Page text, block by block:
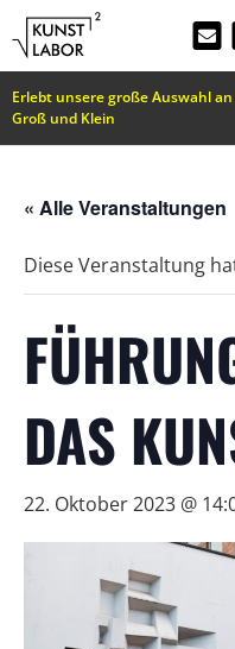
Erlebt unsere große Auswahl
Groß und Klein
« Alle Veranstaltungen
Diese Veranstaltung
DAS
22. Oktober 2023 @